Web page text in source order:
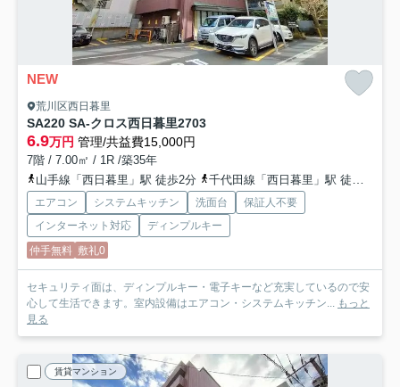
NEW
荒川区西日暮里
SA220 SA-クロス西日暮里2703
6.9万円 管理/共益費15,000円
7階 / 7.00㎡ / 1R /築35年
山手線「西日暮里」駅 徒歩2分
千代田線「西日暮里」駅 徒歩2分
エアコン システムキッチン 洗面台
保証人不要
インターネット対応
ディンプルキー
仲手無料 敷礼0
セキュリティ面は、ディンプルキー・電子キーなど充実しているので安
心して生活できます。室内設備はエアコン・システムキッチン... もっと
見る
賃貸マンション